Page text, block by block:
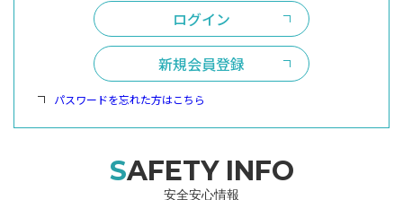
ログイン
新規会員登録
パスワードを忘れた方はこちら
SAFETY INFO
安全安心情報